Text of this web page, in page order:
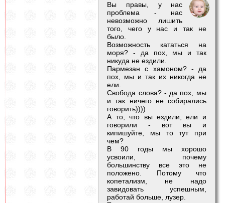
Вы правы, у нас
проблема - нас
невозможно лишить
того, чего у нас и так не
было.
Возможность кататься на
моря? - да пох, мы и так
никуда не ездили.
Пармезан с хамоном? - да
пох, мы и так их никогда не
ели.
Свобода слова? - да пох, мы
и так ничего не собирались
говорить))))
А то, что вы ездили, ели и
говорили - вот вы и
кипишуйте, мы то тут при
чем?
В 90 годы мы хорошо
усвоили, почему
большинству все это не
положено. Потому что
копетализм, не надо
завидовать успешным,
работай больше, лузер.